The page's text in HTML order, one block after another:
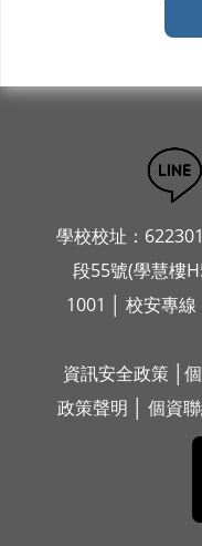
學校校址：
段55號(學慧樓
1001 │ 校安專線
資訊安全政策
政策聲明 │ 個資